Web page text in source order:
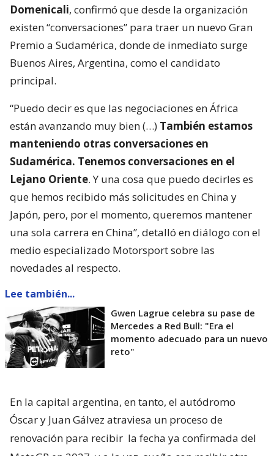
Domenicali, confirmó que desde la organización
existen “conversaciones” para traer un nuevo Gran
Premio a Sudamérica, donde de inmediato surge
Buenos Aires, Argentina, como el candidato
principal.
“Puedo decir es que las negociaciones en África
están avanzando muy bien (…) También estamos
manteniendo otras conversaciones en
Sudamérica. Tenemos conversaciones en el
Lejano Oriente. Y una cosa que puedo decirles es
que hemos recibido más solicitudes en China y
Japón, pero, por el momento, queremos mantener
una sola carrera en China”, detalló en diálogo con el
medio especializado Motorsport sobre las
novedades al respecto.
Lee también...
Gwen Lagrue celebra su pase de
Mercedes a Red Bull: "Era el
momento adecuado para un nuevo
reto"
En la capital argentina, en tanto, el autódromo
Óscar y Juan Gálvez atraviesa un proceso de
renovación para recibir la fecha ya confirmada del